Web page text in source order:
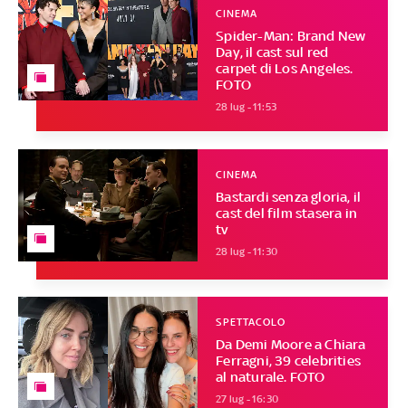
Spider-Man: Brand New
Day, il cast sul red
carpet di Los Angeles.
FOTO
CINEMA
28 lug - 11:53
Bastardi senza gloria, il
cast del film stasera in
tv
CINEMA
28 lug - 11:30
Da Demi Moore a Chiara
Ferragni, 39 celebrities
al naturale. FOTO
SPETTACOLO
27 lug - 16:30